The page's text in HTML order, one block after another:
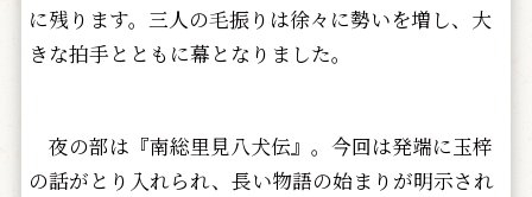
に残ります。三人の毛振りは徐々に勢いを増し、大
きな拍手とともに幕となりました。
夜の部は『南総里見八犬伝』。今回は発端に玉梓
の話がとり入れられ、長い物語の始まりが明示され